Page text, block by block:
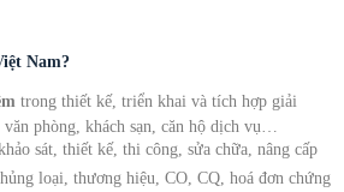
Nam?
trong thiết kế, triển khai và tích hợp giải
phòng, khách sạn, căn hộ dịch vụ…
sát, thiết kế, thi công, sửa chữa, nâng cấp
loại, thương hiệu, CO, CQ, hoá đơn chứng